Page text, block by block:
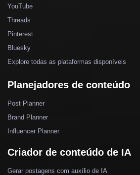
YouTube
Threads
Pinterest
Bluesky
Explore todas as plataformas disponíveis
Planejadores de conteúdo
Post Planner
Brand Planner
Influencer Planner
Criador de conteúdo de IA
Gerar postagens com auxílio de IA